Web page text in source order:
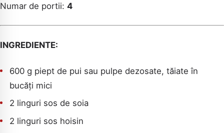
Numar de portii: 4
INGREDIENTE:
600 g piept de pui sau pulpe dezosate, tăiate în
bucăți mici
2 linguri sos de soia
2 linguri sos hoisin